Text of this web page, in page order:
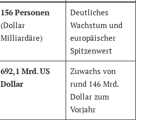
156 Personen
(Dollar
Milliardäre)
Deutliches
Wachstum und
europäischer
Spitzenwert
692,1 Mrd. US
Dollar
Zuwachs von
rund 146 Mrd.
Dollar zum
Vorjahr